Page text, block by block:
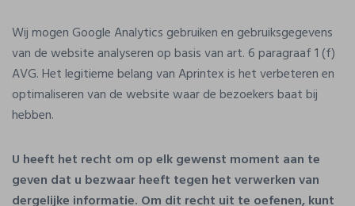
Wij mogen Google Analytics gebruiken en gebruiksgegevens
van de website analyseren op basis van art. 6 paragraaf 1 (f)
AVG. Het legitieme belang van Aprintex is het verbeteren en
optimaliseren van de website waar de bezoekers baat bij
hebben.
U heeft het recht om op elk gewenst moment aan te
geven dat u bezwaar heeft tegen het verwerken van
dergelijke informatie. Om dit recht uit te oefenen, kunt